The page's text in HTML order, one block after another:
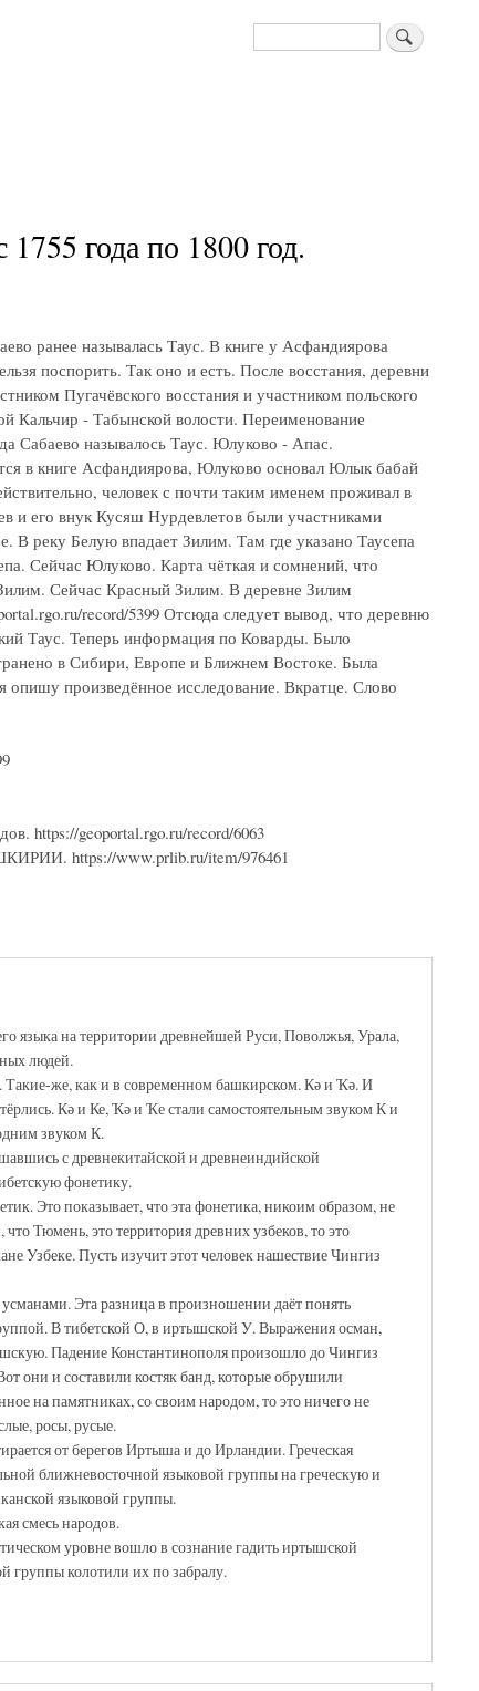
Поиск
года по 1800 год.
ранее называлась Таус. В книге у Асфандиярова
поспорить. Так оно и есть. После восстания, деревни
Пугачёвского восстания и участником польского
Кальчир - Табынской волости. Переименование
Сабаево называлось Таус. Юлуково - Апас.
в книге Асфандиярова, Юлуково основал Юлык бабай
человек с почти таким именем проживал в
и его внук Кусяш Нурдевлетов были участниками
В реку Белую впадает Зилим. Там где указано Таусепа
Сейчас Юлуково. Карта чёткая и сомнений, что
Сейчас Красный Зилим. В деревне Зилим
record/5399 Отсюда следует вывод, что деревню
Таус. Теперь информация по Коварды. Было
в Сибири, Европе и Ближнем Востоке. Была
опишу произведённое исследование. Вкратце. Слово
https://geoportal.rgo.ru/record/6063
https://www.prlib.ru/item/976461
языка на территории древнейшей Руси, Поволжья, Урала,
людей.
Такие-же, как и в современном башкирском. Кә и Ҡә. И
Кә и Ке, Ҡә и Ҡе стали самостоятельным звуком К и
звуком К.
с древнекитайской и древнеиндийской
фонетику.
Это показывает, что эта фонетика, никоим образом, не
Тюмень, это территория древних узбеков, то это
Узбеке. Пусть изучит этот человек нашествие Чингиз
Эта разница в произношении даёт понять
В тибетской О, в иртышской У. Выражения осман,
Падение Константинополя произошло до Чингиз
они и составили костяк банд, которые обрушили
на памятниках, со своим народом, то это ничего не
росы, русые.
от берегов Иртыша и до Ирландии. Греческая
ближневосточной языковой группы на греческую и
языковой группы.
смесь народов.
уровне вошло в сознание гадить иртышской
группы колотили их по забралу.